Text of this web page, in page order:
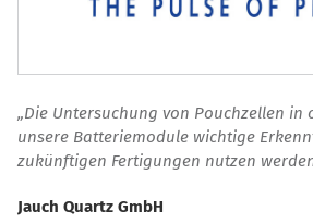
Die Untersuchung von Pouchzellen in
unsere Batteriemodule wichtige
zukünftigen Fertigungen nutzen
Jauch Quartz GmbH